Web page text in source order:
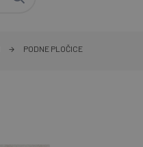
PODNE PLOČICE